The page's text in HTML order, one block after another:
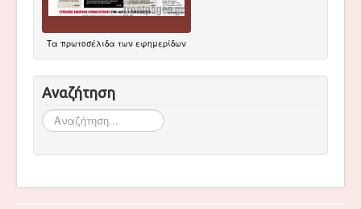
Τα πρωτοσέλιδα των εφημερίδων
Αναζήτηση
Αναζήτηση...